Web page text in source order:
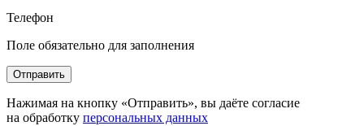
Телефон
Поле обязательно для заполнения
Отправить
Нажимая на кнопку «Отправить», вы даёте согласие
на обработку персональных данных